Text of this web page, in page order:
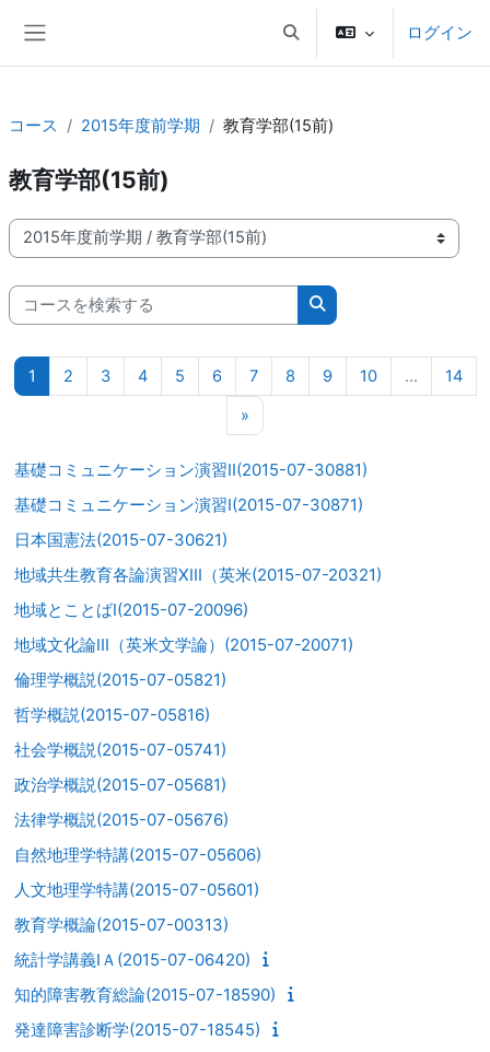
検索入力に切り替えるログイン
コース 2015年度前学期 教育学部(15前)
教育学部(15前)
コースカテゴリ
コースを検索する
コースを検索する
1 ページ 1
2ページ 2
3ページ 3
4ページ 4
5ページ 5
6ページ 6
7ページ 7
8ページ 8
9ページ 9
10ページ 10
… 14ペ
»次のページ
基礎コミュニケーション演習II(2015-07-30881)
基礎コミュニケーション演習I(2015-07-30871)
日本国憲法(2015-07-30621)
地域共生教育各論演習XIII（英米(2015-07-20321)
地域とことばI(2015-07-20096)
地域文化論III（英米文学論）(2015-07-20071)
倫理学概説(2015-07-05821)
哲学概説(2015-07-05816)
社会学概説(2015-07-05741)
政治学概説(2015-07-05681)
法律学概説(2015-07-05676)
自然地理学特講(2015-07-05606)
人文地理学特講(2015-07-05601)
教育学概論(2015-07-00313)
統計学講義IＡ(2015-07-06420)
知的障害教育総論(2015-07-18590)
発達障害診断学(2015-07-18545)